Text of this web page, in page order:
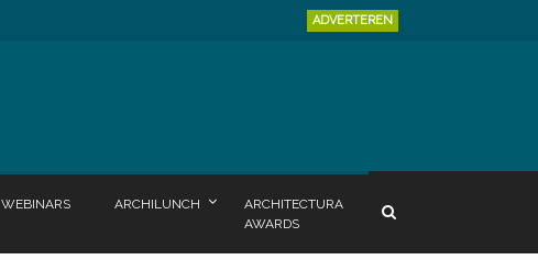
ADVERTEREN
WEBINARS ARCHILUNCH
ARCHITECTURA
AWARDS